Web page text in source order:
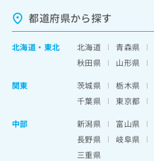
都道府県から探す
北海道 ・ 東北 北海道 青森県
秋田県
山形県
関東
茨城県 栃木県
千葉県
東京都
中部
新潟県 富山県
長野県
岐阜県
三重県